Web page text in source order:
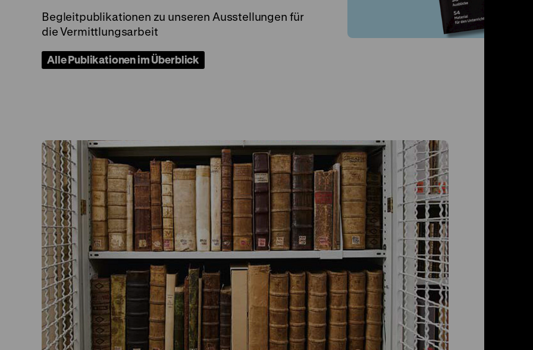
Begleitpublikationen zu unseren Ausstellungen für
die Vermittlungsarbeit
Alle Publikationen im Überblick